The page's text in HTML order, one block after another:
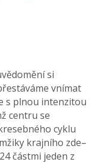
si
vnímat
s plnou intenzitou
centru se
cyklu
krajního zde–
částmi jeden z